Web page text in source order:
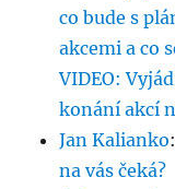
co bude s
akcemi a co
VIDEO:
konání akcí
Jan Kalianko
na vás čeká?